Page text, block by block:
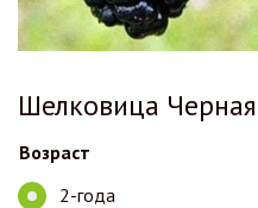
Шелковица
Возраст
2-года